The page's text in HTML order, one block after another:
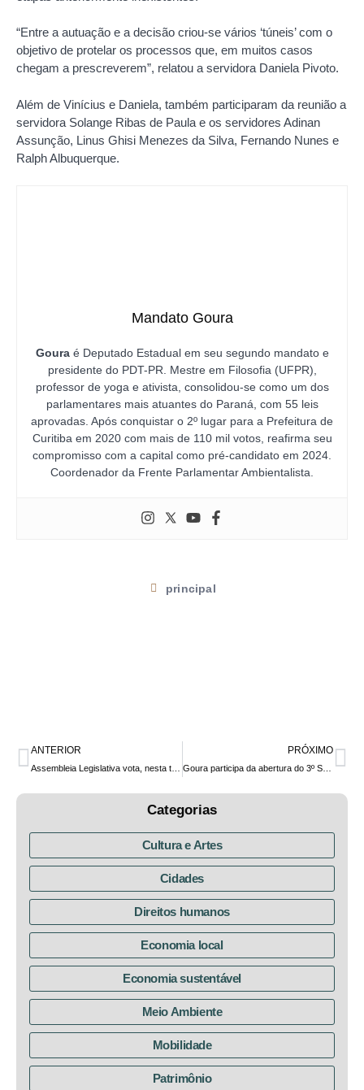
“Entre a autuação e a decisão criou-se vários ‘túneis’ com o
objetivo de protelar os processos que, em muitos casos
chegam a prescreverem”, relatou a servidora Daniela Pivoto.
Além de Vinícius e Daniela, também participaram da reunião a
servidora Solange Ribas de Paula e os servidores Adinan
Assunção, Linus Ghisi Menezes da Silva, Fernando Nunes e
Ralph Albuquerque.
Mandato Goura
Gouraé Deputado Estadual em seu segundo mandato e
presidente do PDT-PR. Mestre em Filosofia (UFPR),
professor de yoga e ativista, consolidou-se como um dos
parlamentares mais atuantes do Paraná, com 55 leis
aprovadas. Após conquistar o 2º lugar para a Prefeitura de
Curitiba em 2020 com mais de 110 mil votos, reafirma seu
compromisso com a capital como pré-candidato em 2024.
Coordenador da Frente Parlamentar Ambientalista.
principal
ANTERIOR PRÓXIMO
Goura participa da abertura do 3º Seminário Internacional Fortalecimento da Agroecologia
Categorias
Cultura e Artes
Cidades
Direitos humanos
Economia local
Economia sustentável
Meio Ambiente
Mobilidade
Patrimônio